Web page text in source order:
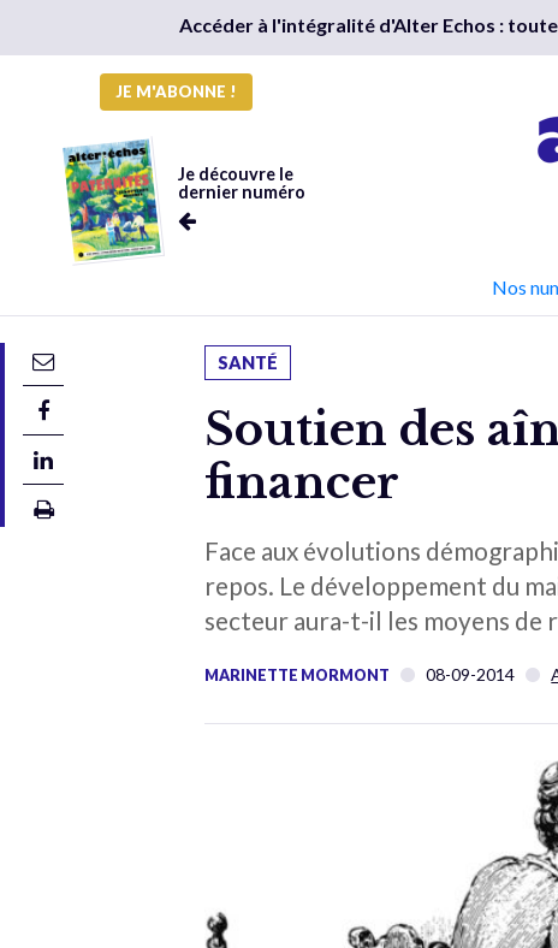
Accéder à l'intégralité d'Alter Echos :
JE M'ABONNE !
Je découvre le
dernier numéro
Nos
SANTÉ
Soutien des
financer
Face aux évolutions
repos. Le développement du
secteur aura-t-il les moyens de
MARINETTE MORMONT 08-09-2014